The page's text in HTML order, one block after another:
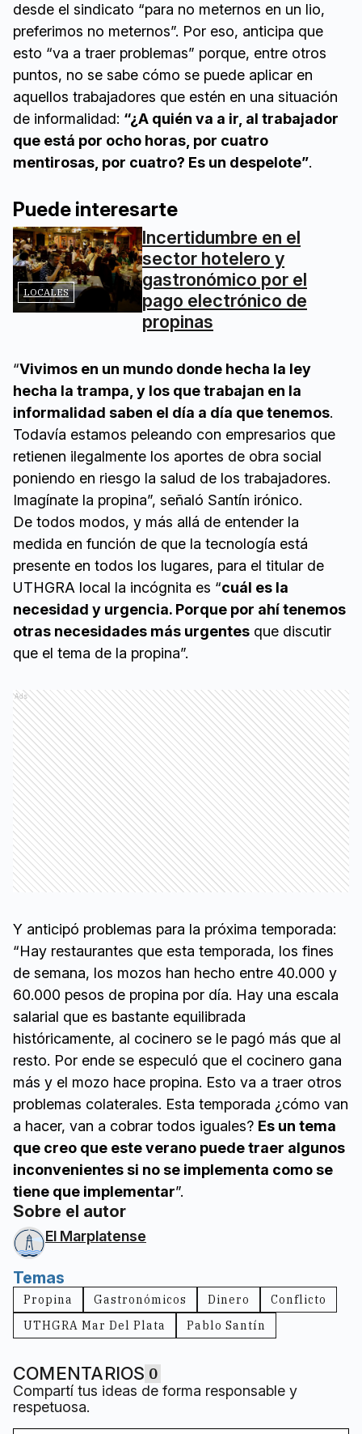
desde el sindicato “para no meternos en un lio,
preferimos no meternos”. Por eso, anticipa que
esto “va a traer problemas” porque, entre otros
puntos, no se sabe cómo se puede aplicar en
aquellos trabajadores que estén en una situación
de informalidad: “¿A quién va a ir, al trabajador
que está por ocho horas, por cuatro
mentirosas, por cuatro? Es un despelote”.
Puede interesarte
LOCALES
Incertidumbre en el
sector hotelero y
gastronómico por el
pago electrónico de
propinas
“Vivimos en un mundo donde hecha la ley
hecha la trampa, y los que trabajan en la
informalidad saben el día a día que tenemos.
Todavía estamos peleando con empresarios que
retienen ilegalmente los aportes de obra social
poniendo en riesgo la salud de los trabajadores.
Imagínate la propina”, señaló Santín irónico.
De todos modos, y más allá de entender la
medida en función de que la tecnología está
presente en todos los lugares, para el titular de
UTHGRA local la incógnita es “cuál es la
necesidad y urgencia. Porque por ahí tenemos
otras necesidades más urgentes que discutir
que el tema de la propina”.
Ads
Y anticipó problemas para la próxima temporada:
“Hay restaurantes que esta temporada, los fines
de semana, los mozos han hecho entre 40.000 y
60.000 pesos de propina por día. Hay una escala
salarial que es bastante equilibrada
históricamente, al cocinero se le pagó más que al
resto. Por ende se especuló que el cocinero gana
más y el mozo hace propina. Esto va a traer otros
problemas colaterales. Esta temporada ¿cómo van
a hacer, van a cobrar todos iguales? Es un tema
que creo que este verano puede traer algunos
inconvenientes si no se implementa como se
tiene que implementar”.
Sobre el autor
El Marplatense
Temas
Propina Gastronómicos Dinero
Conflicto
UTHGRA Mar Del Plata
Pablo Santín
COMENTARIOS 0
Compartí tus ideas de forma responsable y
respetuosa.